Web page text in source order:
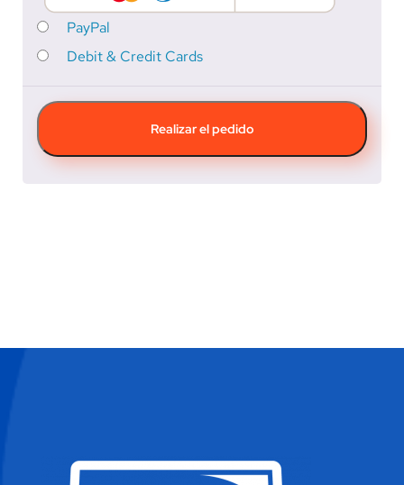
PayPal
Debit & Credit Cards
Realizar el pedido